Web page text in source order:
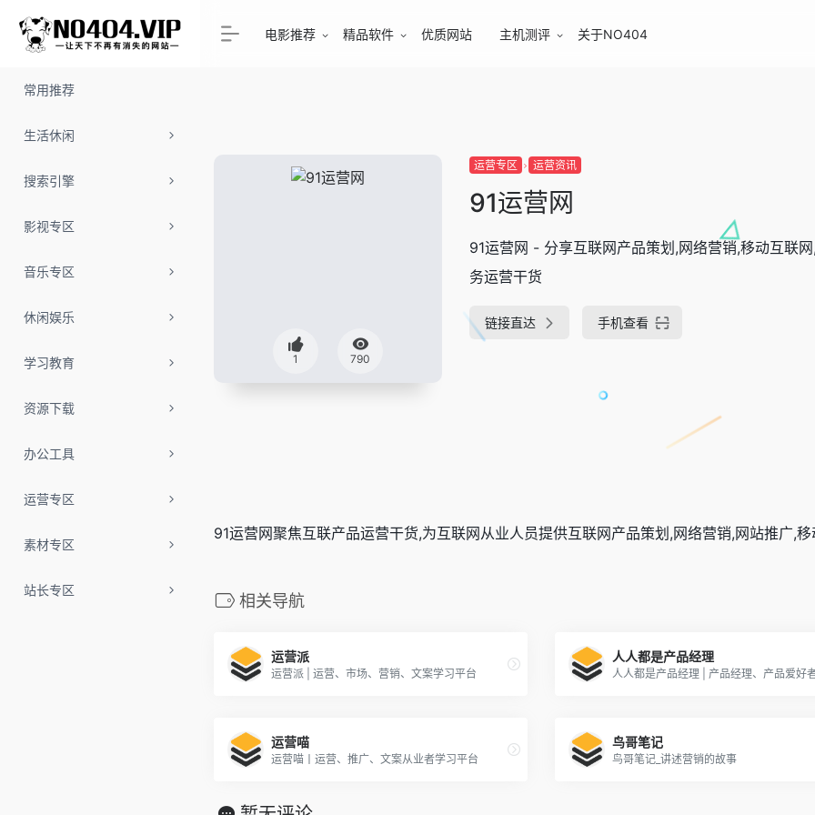
常用推荐
生活休闲
搜索引擎
影视专区
音乐专区
休闲娱乐
学习教育
资源下载
办公工具
运营专区
素材专区
站长专区
电影推荐 精品软件 优质网站 主机测评 关于NO404
1 790
运营专区 运营资讯
91运营网
91运营网 - 分享互联网产品策划,网络营销,移动互联
务运营干货
链接直达 手机查看
91运营网聚焦互联产品运营干货,为互联网从业人员提供互联网产品策划,网络营销,网站推广,
相关导航
运营派
运营派 | 运营、市场、营销、文案学习平台
人人都是产品经理
运营喵
运营喵丨运营、推广、文案从业者学习平台
鸟哥笔记
鸟哥笔记_讲述营销的故事